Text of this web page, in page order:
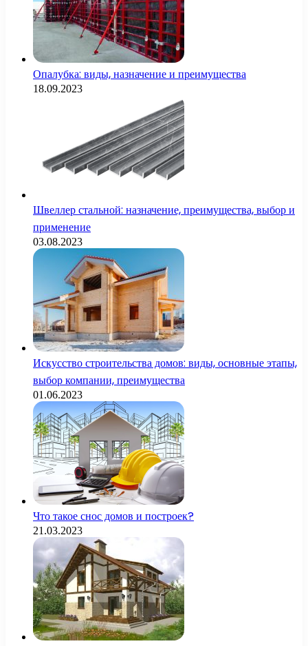
Опалубка: виды, назначение и преимущества
18.09.2023
Швеллер стальной: назначение, преимущества, выбор и
применение
03.08.2023
Искусство строительства домов: виды, основные этапы,
выбор компании, преимущества
01.06.2023
Что такое снос домов и построек?
21.03.2023